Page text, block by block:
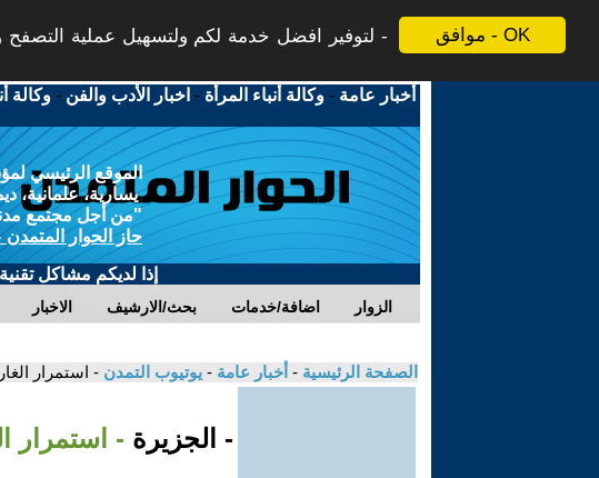
موافق - OK
لتوفير افضل خدمة لكم ولتسهيل عملية التصفح
أخبار عامة -وكالة أنباء المرأة - اخبار الأدب والفن -وكالة
الموقع الرئيسي
يسارية، علمانية،
"من أجل مجتمع
حاز الحوار
إذا لديكم مشاكل
الاخبار بحث/الارشيف اضافة/خدمات الزوار
الصفحة الرئيسية - أخبار عامة - يوتيوب التمدن - استمرار
- الجزيرة - استمرار